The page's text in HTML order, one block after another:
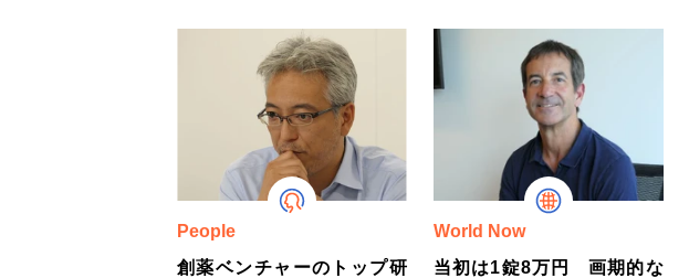
People
創薬ベンチャーのトップ研
World Now
当初は1錠8万円 画期的な